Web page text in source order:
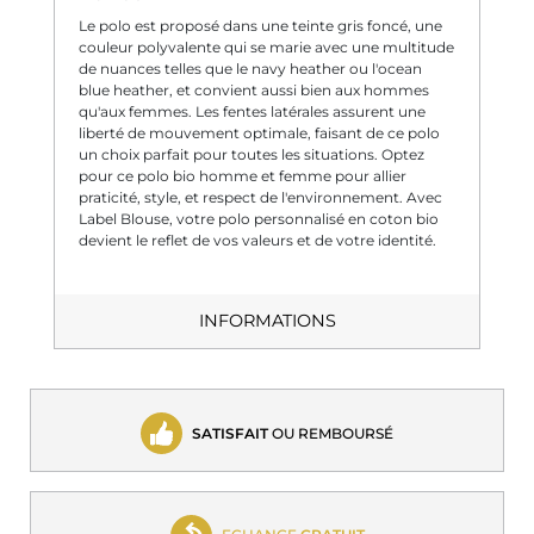
Le polo est proposé dans une teinte gris foncé, une
couleur polyvalente qui se marie avec une multitude
de nuances telles que le navy heather ou l'ocean
blue heather, et convient aussi bien aux hommes
qu'aux femmes. Les fentes latérales assurent une
liberté de mouvement optimale, faisant de ce polo
un choix parfait pour toutes les situations. Optez
pour ce polo bio homme et femme pour allier
praticité, style, et respect de l'environnement. Avec
Label Blouse, votre polo personnalisé en coton bio
devient le reflet de vos valeurs et de votre identité.
INFORMATIONS
SATISFAITOU REMBOURSÉ